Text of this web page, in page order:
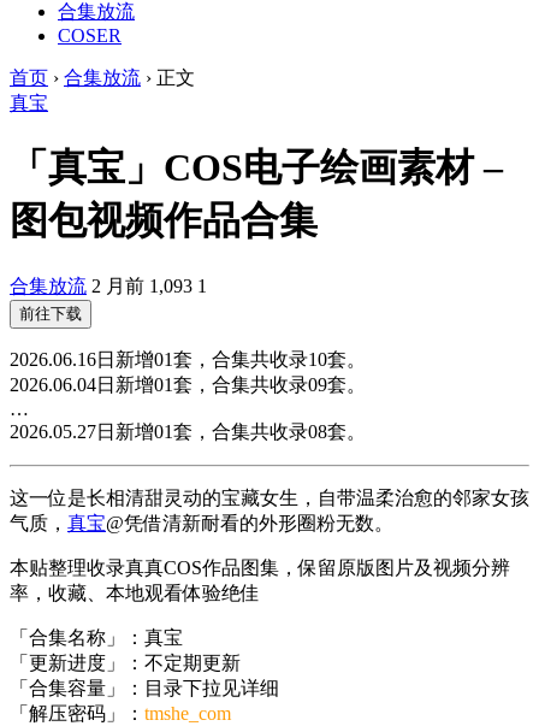
合集放流
COSER
首页 › 合集放流 › 正文
真宝
「真宝」COS电子绘画素材 –
图包视频作品合集
合集放流 2 月前 1,093 1
前往下载
2026.06.16日新增01套，合集共收录10套。
2026.06.04日新增01套，合集共收录09套。
…
2026.05.27日新增01套，合集共收录08套。
这一位是长相清甜灵动的宝藏女生，自带温柔治愈的邻家女孩
气质， 真宝@凭借清新耐看的外形圈粉无数。
本贴整理收录真真COS作品图集，保留原版图片及视频分辨
率，收藏、本地观看体验绝佳
「合集名称」：真宝
「更新进度」：不定期更新
「合集容量」：目录下拉见详细
「解压密码」： tmshe_com